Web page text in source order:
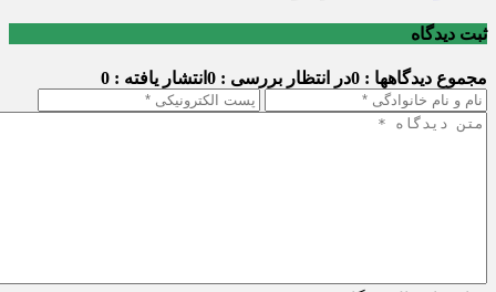
ثبت دیدگاه
مجموع دیدگاهها : 0 در انتظار بررسی : 0 انتشار یافته : 0